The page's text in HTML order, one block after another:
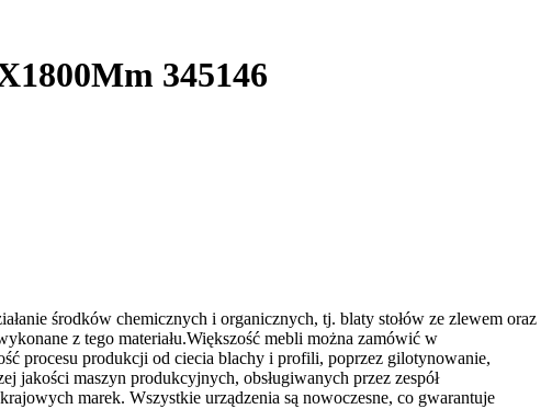
345146
środków chemicznych i organicznych, tj. blaty stołów ze zlewem oraz
z tego materiału.Większość mebli można zamówić w
procesu produkcji od ciecia blachy i profili, poprzez gilotynowanie,
jakości maszyn produkcyjnych, obsługiwanych przez zespół
marek. Wszystkie urządzenia są nowoczesne, co gwarantuje